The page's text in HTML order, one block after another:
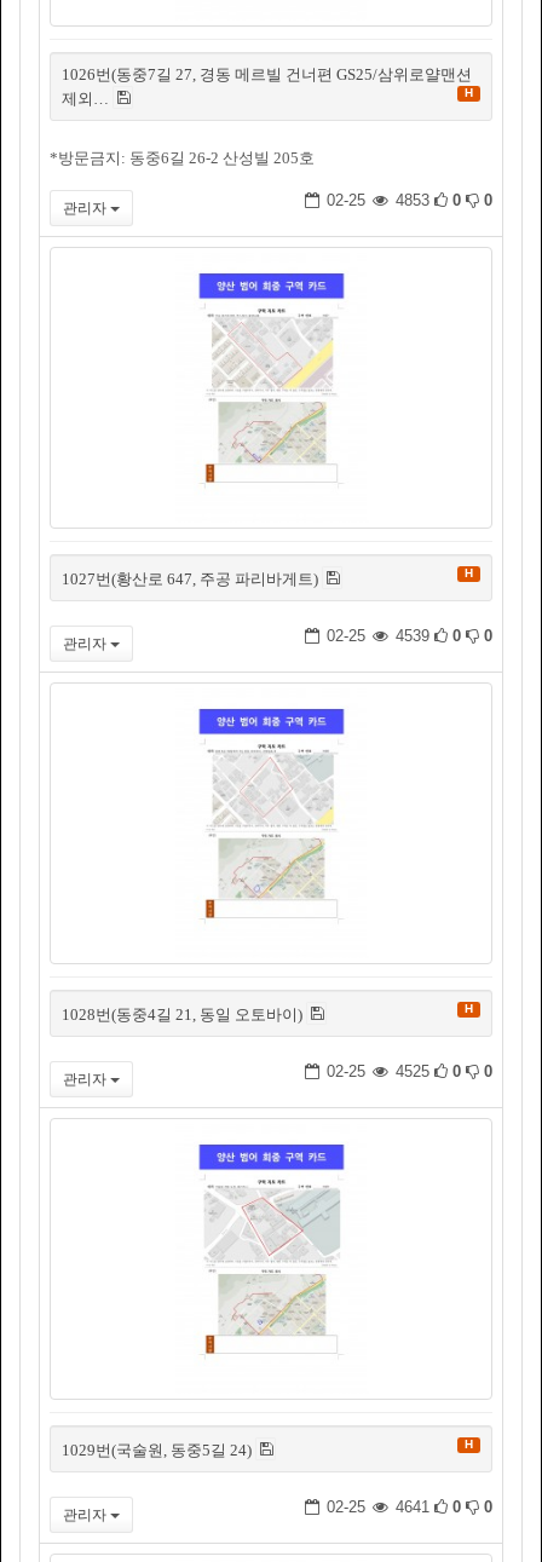
1026번(동중7길 27, 경동 메르빌 건너편 GS25/삼위로얄맨션
제외…
H
*방문금지: 동중6길 26-2 산성빌 205호
관리자 02-25 4853 0 0
1027번(황산로 647, 주공 파리바게트) H
관리자 02-25 4539 0 0
1028번(동중4길 21, 동일 오토바이) H
관리자 02-25 4525 0 0
1029번(국술원, 동중5길 24) H
관리자 02-25 4641 0 0